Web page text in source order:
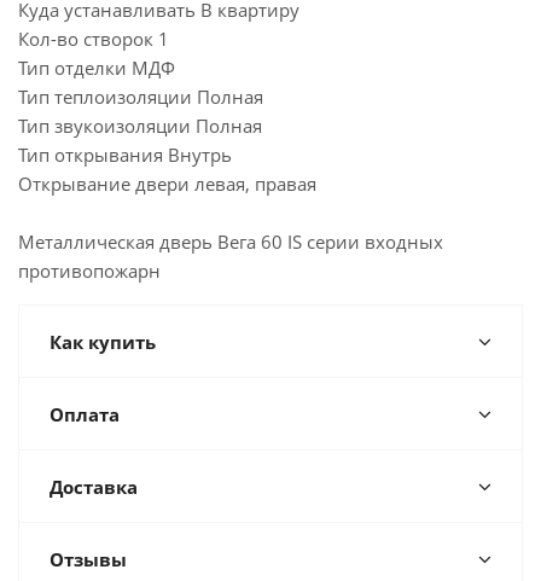
Куда устанавливать В квартиру
Кол-во створок 1
Тип отделки МДФ
Тип теплоизоляции Полная
Тип звукоизоляции Полная
Тип открывания Внутрь
Открывание двери левая, правая
Металлическая дверь Вега 60 IS серии входных
противопожарн
Как купить
Оплата
Доставка
Отзывы